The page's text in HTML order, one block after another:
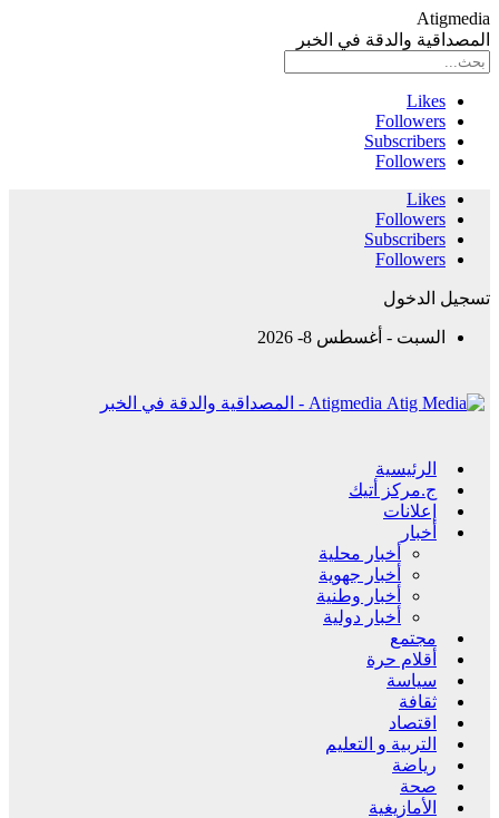
Atigmedia
المصداقية والدقة في الخبر
Likes
Followers
Subscribers
Followers
Likes
Followers
Subscribers
Followers
تسجيل الدخول
السبت - أغسطس 8- 2026
Atigmedia - المصداقية والدقة في الخبر
الرئيسية
ج.مركز أتيك
إعلانات
أخبار
أخبار محلية
أخبار جهوية
أخبار وطنية
أخبار دولية
مجتمع
أقلام حرة
سياسة
ثقافة
اقتصاد
التربية و التعليم
رياضة
صحة
الأمازيغية